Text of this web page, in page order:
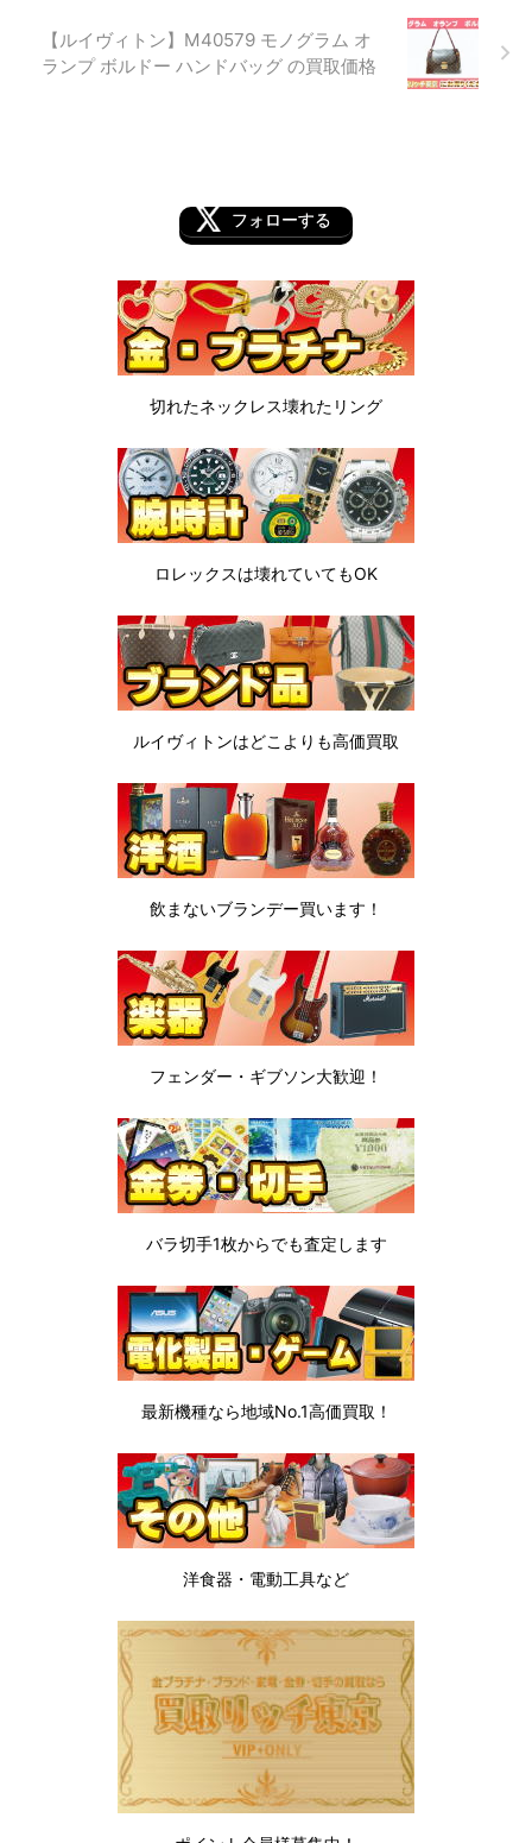
【ルイヴィトン】M40579 モノグラム オ
ランプ ボルドー ハンドバッグ の買取価格
フォローする
切れたネックレス壊れたリング
ロレックスは壊れていてもOK
ルイヴィトンはどこよりも高価買取
飲まないブランデー買います！
フェンダー・ギブソン大歓迎！
バラ切手1枚からでも査定します
最新機種なら地域No.1高価買取！
洋食器・電動工具など